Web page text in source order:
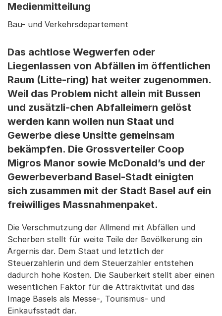
Medienmitteilung
Bau- und Verkehrsdepartement
Das achtlose Wegwerfen oder
Liegenlassen von Abfällen im öffentlichen
Raum (Litte-ring) hat weiter zugenommen.
Weil das Problem nicht allein mit Bussen
und zusätzli-chen Abfalleimern gelöst
werden kann wollen nun Staat und
Gewerbe diese Unsitte gemeinsam
bekämpfen. Die Grossverteiler Coop
Migros Manor sowie McDonald’s und der
Gewerbeverband Basel-Stadt einigten
sich zusammen mit der Stadt Basel auf ein
freiwilliges Massnahmenpaket.
Die Verschmutzung der Allmend mit Abfällen und
Scherben stellt für weite Teile der Bevölkerung ein
Ärgernis dar. Dem Staat und letztlich der
Steuerzahlerin und dem Steuerzahler entstehen
dadurch hohe Kosten. Die Sauberkeit stellt aber einen
wesentlichen Faktor für die Attraktivität und das
Image Basels als Messe-, Tourismus- und
Einkaufsstadt dar.